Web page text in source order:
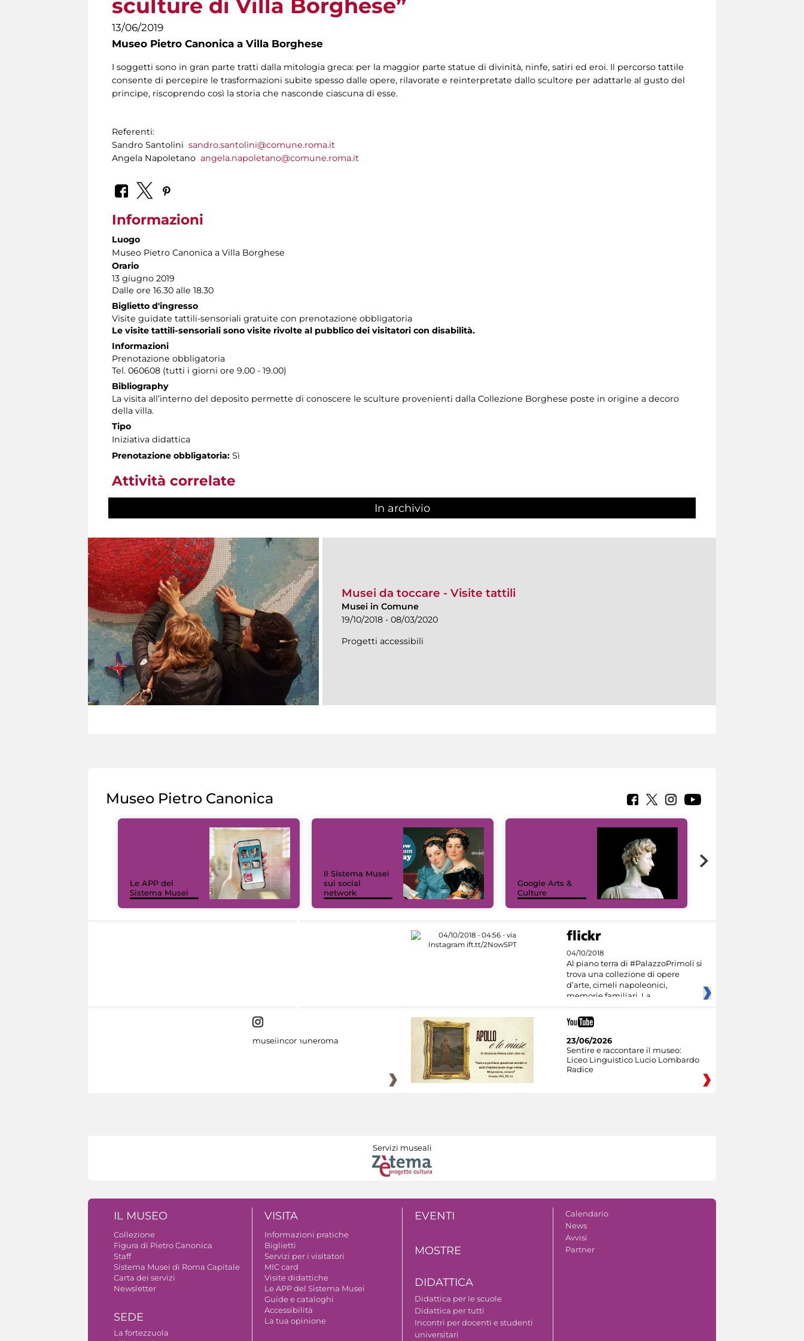
sculture di Villa Borghese”
13/06/2019
Museo Pietro Canonica a Villa Borghese
I soggetti sono in gran parte tratti dalla mitologia greca: per la maggior parte statue di divinità, ninfe, satiri ed eroi. Il percorso tattile
consente di percepire le trasformazioni subite spesso dalle opere, rilavorate e reinterpretate dallo scultore per adattarle al gusto del
principe, riscoprendo così la storia che nasconde ciascuna di esse.
Referenti:
Sandro Santolini sandro.santolini@comune.roma.it
Angela Napoletano angela.napoletano@comune.roma.it
Informazioni
Luogo
Museo Pietro Canonica a Villa Borghese
Orario
13 giugno 2019
Dalle ore 16.30 alle 18.30
Biglietto d'ingresso
Visite guidate tattili-sensoriali gratuite con prenotazione obbligatoria
Le visite tattili-sensoriali sono visite rivolte al pubblico dei visitatori con disabilità.
Informazioni
Prenotazione obbligatoria
Tel. 060608 (tutti i giorni ore 9.00 - 19.00)
Bibliography
La visita all’interno del deposito permette di conoscere le sculture provenienti dalla Collezione Borghese poste in origine a decoro
della villa.
Tipo
Iniziativa didattica
Prenotazione obbligatoria: Sì
Attività correlate
In archivio
Musei da toccare - Visite tattili
Musei in Comune
19/10/2018 - 08/03/2020
Progetti accessibili
Museo Pietro Canonica
Le APP del
Sistema Musei
Il Sistema Musei
sui social
network
Google Arts &
Culture
04/10/2018
Al piano terra di #PalazzoPrimoli si
trova una collezione di opere
d’arte, cimeli napoleonici,
memorie familiari. La
museiincomuneroma
23/06/2026
Sentire e raccontare il museo:
Liceo Linguistico Lucio Lombardo
Radice
Servizi museali
IL MUSEO
Collezione
Figura di Pietro Canonica
Staff
Sistema Musei di Roma Capitale
Carta dei servizi
Newsletter
SEDE
La fortezzuola
VISITA
Informazioni pratiche
Biglietti
Servizi per i visitatori
MIC card
Visite didattiche
Le APP del Sistema Musei
Guide e cataloghi
Accessibilità
La tua opinione
EVENTI
MOSTRE
DIDATTICA
Didattica per le scuole
Didattica per tutti
Incontri per docenti e studenti
universitari
Calendario
News
Avvisi
Partner